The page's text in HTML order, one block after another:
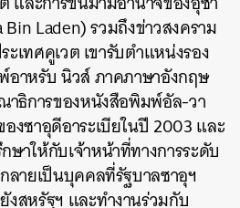
Laden) รวมถึงข่าวสงคราม
ะเทศคูเวต เขารับตำแหน่งรอง
าหรับ นิวส์ ภาคภาษาอังกฤษ
าธิการของหนังสือพิมพ์อัล-วา
งซาอุดีอาระเบียในปี 2003 และ
าให้กับเจ้าหน้าที่ทางการระดับ
ายเป็นบุคคลที่รัฐบาลซาอุฯ
สหรัฐฯ และทำงานร่วมกับ